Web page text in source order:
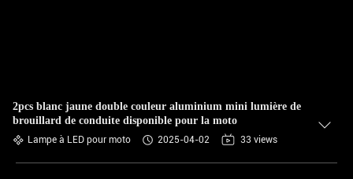
2pcs blanc jaune double couleur aluminium mini lumière de
brouillard de conduite disponible pour la moto
Lampe à LED pour moto 2025-04-02 33 views